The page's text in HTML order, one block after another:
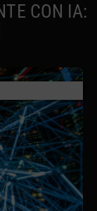
CON IA: